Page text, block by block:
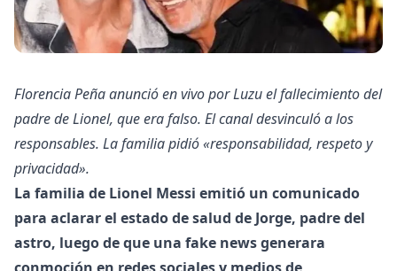
Florencia Peña anunció en vivo por Luzu el fallecimiento del
padre de Lionel, que era falso. El canal desvinculó a los
responsables. La familia pidió «responsabilidad, respeto y
privacidad».
La familia de Lionel Messi emitió un comunicado
para aclarar el estado de salud de Jorge, padre del
astro, luego de que una fake news generara